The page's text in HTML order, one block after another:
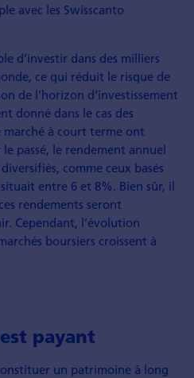
avec les Swisscanto
d’investir dans des milliers
ce qui réduit le risque de
de l’horizon d’investissement
donné dans le cas des
à court terme ont
passé, le rendement annuel
comme ceux basés
entre 6 et 8%. Bien sûr, il
rendements seront
Cependant, l’évolution
boursiers croissent à
payant
un patrimoine à long